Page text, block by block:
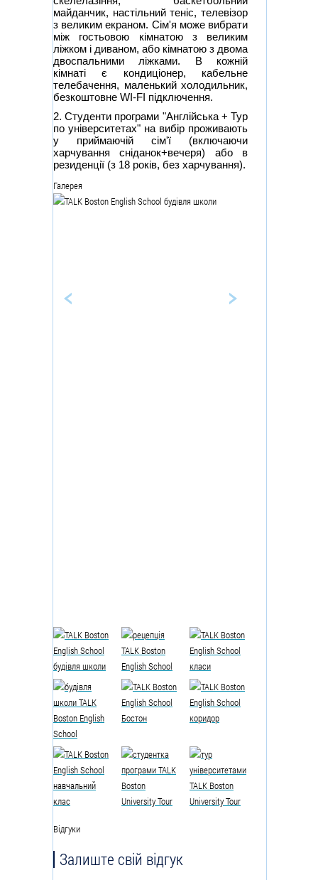
майданчик, настільний теніс, телевізор
з великим екраном. Сім'я може вибрати
між гостьовою кімнатою з великим
ліжком і диваном, або кімнатою з двома
двоспальними ліжками. В кожній
кімнаті є кондиціонер, кабельне
телебачення, маленький холодильник,
безкоштовне WI-FI підключення.
2. Студенти програми "Англійська + Тур
по університетах" на вибір проживають
у приймаючій сім'ї (включаючи
харчування сніданок+вечеря) або в
резиденції (з 18 років, без харчування).
Галерея
Відгуки
Залиште свій відгук